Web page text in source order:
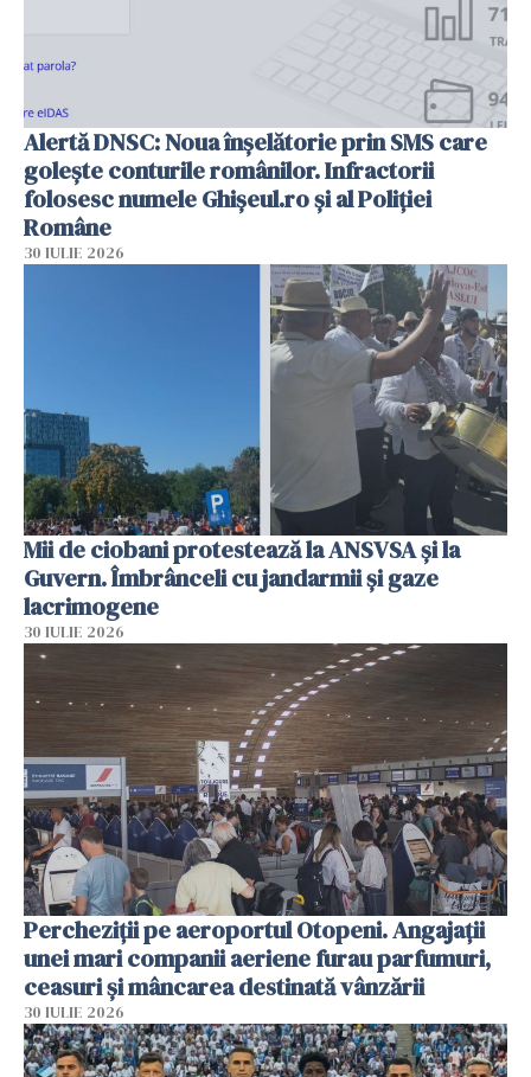
Alertă DNSC: Noua înșelătorie prin SMS care
golește conturile românilor. Infractorii
folosesc numele Ghișeul.ro și al Poliției
Române
30 IULIE 2026
Mii de ciobani protestează la ANSVSA și la
Guvern. Îmbrânceli cu jandarmii și gaze
lacrimogene
30 IULIE 2026
Percheziții pe aeroportul Otopeni. Angajații
unei mari companii aeriene furau parfumuri,
ceasuri și mâncarea destinată vânzării
30 IULIE 2026